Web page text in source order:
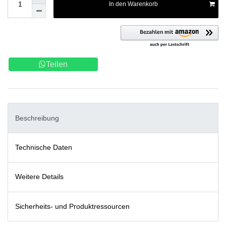
In den Warenkorb
Teilen
Beschreibung
Technische Daten
Weitere Details
Sicherheits- und Produktressourcen